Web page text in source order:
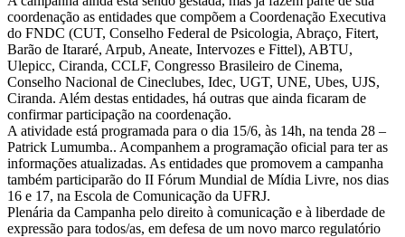
Cúpula
dos
Povos!
coordenação as entidades que compõem a Coordenação Executiva
do FNDC (CUT, Conselho Federal de Psicologia, Abraço, Fitert,
Barão de Itararé, Arpub, Aneate, Intervozes e Fittel), ABTU,
Ulepicc, Ciranda, CCLF, Congresso Brasileiro de Cinema,
Conselho Nacional de Cineclubes, Idec, UGT, UNE, Ubes, UJS,
Ciranda. Além destas entidades, há outras que ainda ficaram de
confirmar participação na coordenação.
A atividade está programada para o dia 15/6, às 14h, na tenda 28 –
Patrick Lumumba.. Acompanhem a programação oficial para ter as
informações atualizadas. As entidades que promovem a campanha
também participarão do II Fórum Mundial de Mídia Livre, nos dias
16 e 17, na Escola de Comunicação da UFRJ.
Plenária da Campanha pelo direito à comunicação e à liberdade de
expressão para todos/as, em defesa de um novo marco regulatório